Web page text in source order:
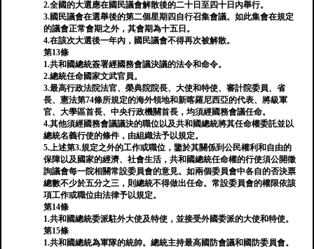
2.全國的大選應在國民議會解散後的二十日至四十日內舉行。
3.國民議會在選舉後的第二個星期四自行召集會議。如此集會在規定
的議會正常會期之外，其會期為十五日。
4.在該次大選後一年內，國民議會不得再次被解散。
第13條
1.共和國總統簽署經國務會議決議的法令和命令。
2.總統任命國家文武官員。
3.最高行政法院法官、榮典院院長、大使和特使、審計院委員、省
長、憲法第74條所規定的海外領地和新喀羅尼西亞的代表、將級軍
官、大學區首長、中央行政機關首長，均須經國務會議任命。
4.其他須經國務會議議決的職位以及共和國總統將其任命權委託並以
總統名義行使的條件，由組織法予以規定。
5.上述第3.規定之外的工作或職位，鑒於其關係到公民權利和自由的
保障以及國家的經濟、社會生活，共和國總統任命權的行使須公開徵
詢議會每一院相關常設委員會的意見。如兩個委員會中各自的否決票
總數不少於五分之三，則總統不得做出任命。常設委員會的權限依該
項工作或職位由法律予以規定。
第14條
1.共和國總統委派駐外大使及特使，並接受外國委派的大使和特使。
第15條
1.共和國總統為軍隊的統帥。總統主持最高國防會議和國防委員會。